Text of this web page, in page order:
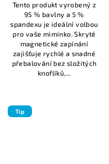
z
5
hvězdiček.
Tento produkt vyrobený z
95 % bavlny a 5 %
spandexu je ideální volbou
pro vaše miminko. Skryté
magnetické zapínání
zajišťuje rychlé a snadné
přebalování bez složitých
knoflíků,...
Tip